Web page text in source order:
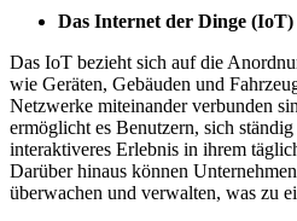
Das Internet der Dinge (IoT)
Das IoT bezieht sich auf die
wie Geräten, Gebäuden und
Netzwerke miteinander verbunden
ermöglicht es Benutzern, sich
interaktiveres Erlebnis in ihrem
Darüber hinaus können
überwachen und verwalten, was zu